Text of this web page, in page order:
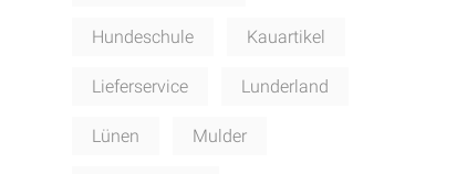
Hundeschule Kauartikel
Lieferservice Lunderland
Lünen Mulder